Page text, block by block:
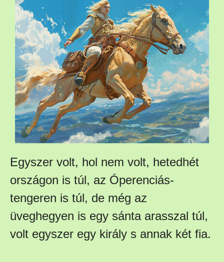
Egyszer volt, hol nem volt, hetedhét
országon is túl, az Óperenciás-
tengeren is túl, de még az
üveghegyen is egy sánta arasszal túl,
volt egyszer egy király s annak két fia.